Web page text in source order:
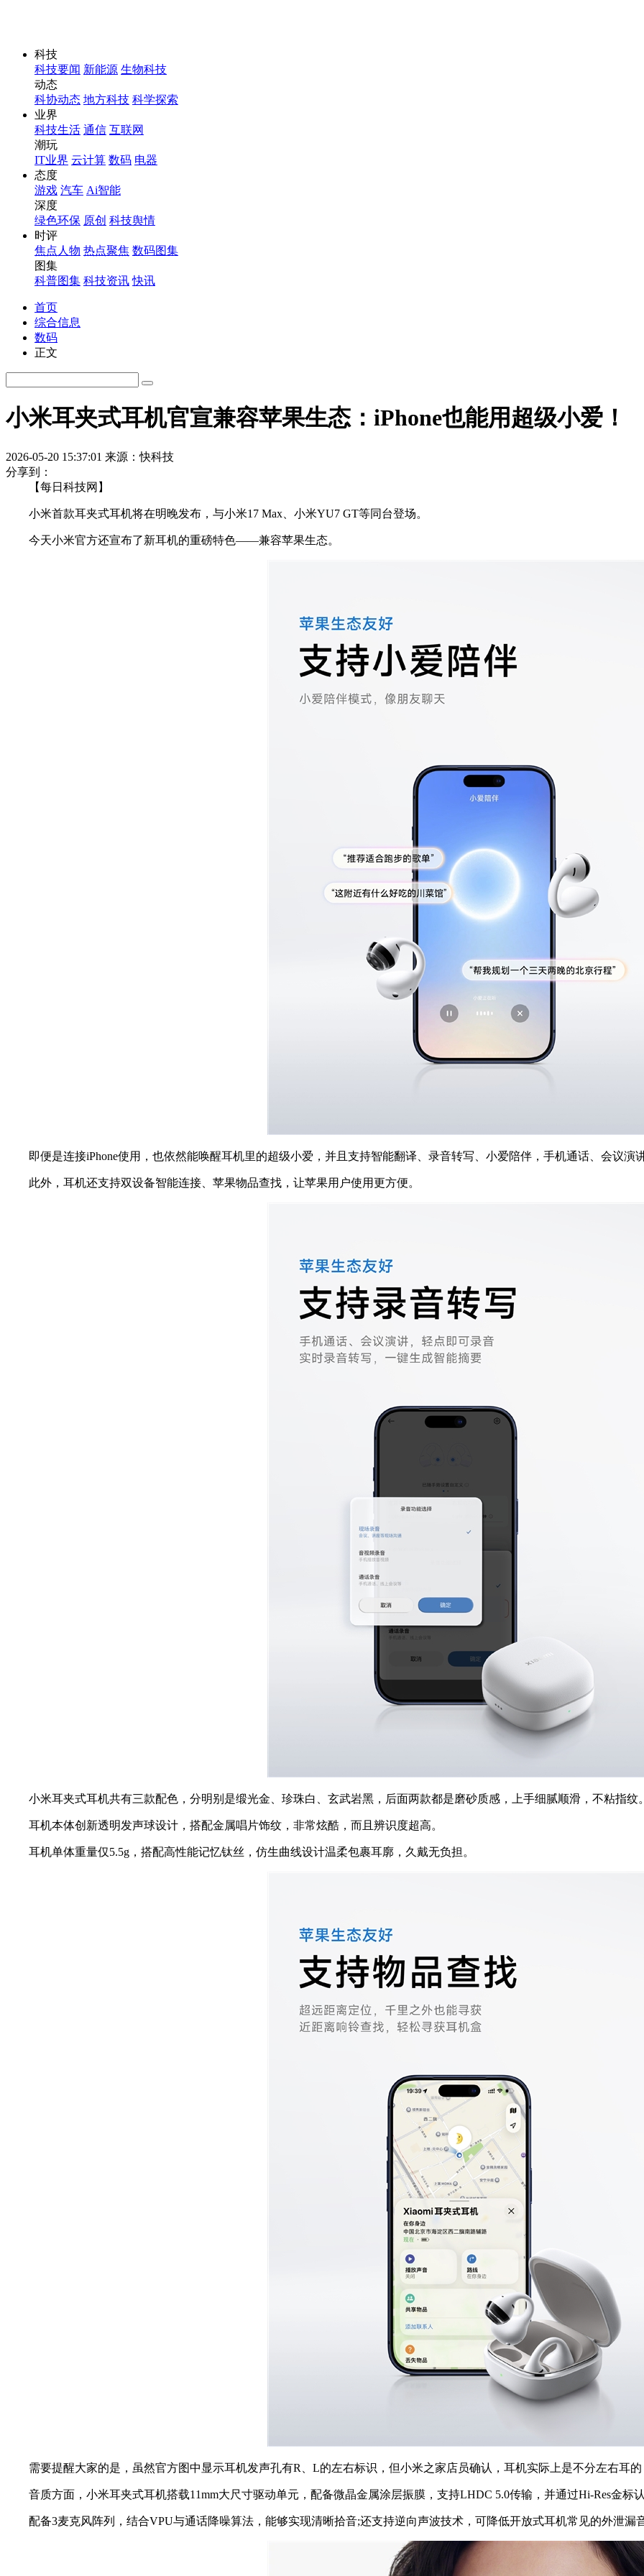
科技
科技要闻 新能源 生物科技
动态
科协动态 地方科技 科学探索
业界
科技生活 通信 互联网
潮玩
IT业界 云计算 数码 电器
态度
游戏 汽车 Ai智能
深度
绿色环保 原创 科技舆情
时评
焦点人物 热点聚焦 数码图集
图集
科普图集 科技资讯 快讯
首页
综合信息
数码
正文
小米耳夹式耳机官宣兼容苹果生态：iPhone也能用超级小爱！
2026-05-20 15:37:01 来源：快科技
分享到：
【每日科技网】
小米首款耳夹式耳机将在明晚发布，与小米17 Max、小米YU7 GT等同台登场。
今天小米官方还宣布了新耳机的重磅特色——兼容苹果生态。
即便是连接iPhone使用，也依然能唤醒耳机里的超级小爱，并且⁠支持智能翻译、录音转写、小爱陪伴，手机通话、会议演
此外，耳机还支持双设备智能连接、苹果物品查找，让苹果用户使用更方便。
小米耳夹式耳机共有三款配色，分明别是缎光金、珍珠白、玄武岩黑，后面两款都是磨砂质感，上手细腻顺滑，不粘指纹
耳机本体创新透明发声球设计，搭配金属唱片饰纹，非常炫酷，而且辨识度超高。
耳机单体重量仅5.5g，搭配高性能记忆钛丝，仿生曲线设计温柔包裹耳廓，久戴无负担。
需要提醒大家的是，虽然官方图中显示耳机发声孔有R、L的左右标识，但小米之家店员确认，耳机实际上是不分左右耳的
音质方面，小米耳夹式耳机搭载11mm大尺寸驱动单元，配备微晶金属涂层振膜，支持LHDC 5.0传输，并通过Hi-Res金标
配备3麦克风阵列，结合VPU与通话降噪算法，能够实现清晰拾音;还支持逆向声波技术，可降低开放式耳机常见的外泄漏